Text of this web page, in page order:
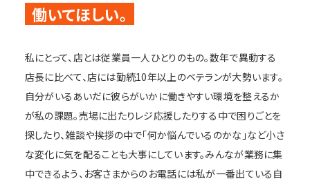
働いてほしい。
私にとって、店とは従業員一人ひとりのもの。数年で異動する
店長に比べて、店には勤続10年以上のベテランが大勢います。
自分がいるあいだに彼らがいかに働きやすい環境を整えるか
が私の課題。売場に出たりレジ応援したりする中で困りごとを
探したり、雑談や挨拶の中で「何か悩んでいるのかな」など小さ
な変化に気を配ることも大事にしています。みんなが業務に集
中できるよう、お客さまからのお電話には私が一番出ている自